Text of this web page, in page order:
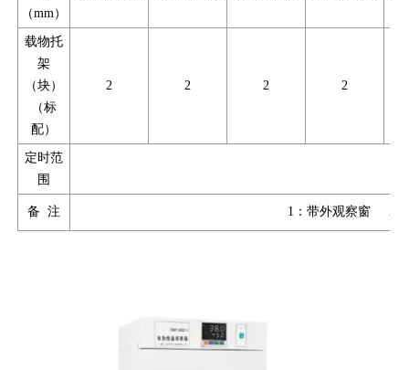
（mm）
载物托
架
（块）
（标
配）
2 2 2 2
定时范
围
备 注 1：带外观察窗 A